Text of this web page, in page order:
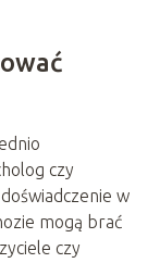
czy
w
mogą brać
czy